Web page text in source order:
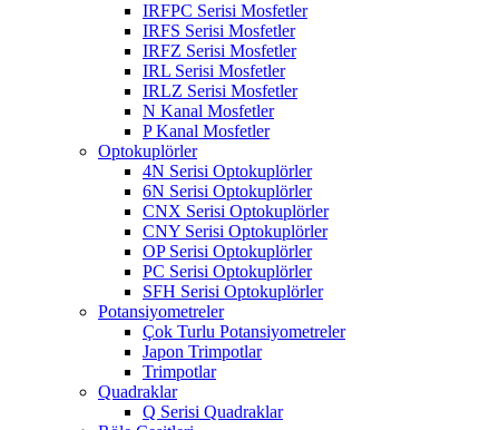
IRFPC Serisi Mosfetler
IRFS Serisi Mosfetler
IRFZ Serisi Mosfetler
IRL Serisi Mosfetler
IRLZ Serisi Mosfetler
N Kanal Mosfetler
P Kanal Mosfetler
Optokuplörler
4N Serisi Optokuplörler
6N Serisi Optokuplörler
CNX Serisi Optokuplörler
CNY Serisi Optokuplörler
OP Serisi Optokuplörler
PC Serisi Optokuplörler
SFH Serisi Optokuplörler
Potansiyometreler
Çok Turlu Potansiyometreler
Japon Trimpotlar
Trimpotlar
Quadraklar
Q Serisi Quadraklar